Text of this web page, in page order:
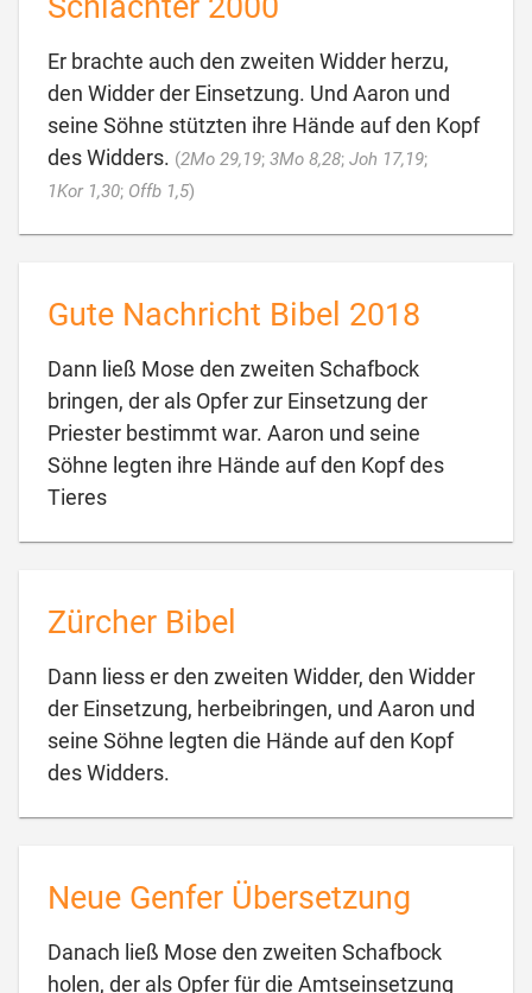
Er brachte auch den zweiten Widder herzu,
den Widder der Einsetzung. Und Aaron und
seine Söhne stützten ihre Hände auf den Kopf
des Widders. (2Mo 29,19; 3Mo 8,28; Joh 17,19;
1Kor 1,30; Offb 1,5)
Gute Nachricht Bibel 2018
Dann ließ Mose den zweiten Schafbock
bringen, der als Opfer zur Einsetzung der
Priester bestimmt war. Aaron und seine
Söhne legten ihre Hände auf den Kopf des
Tieres
Zürcher Bibel
Dann liess er den zweiten Widder, den Widder
der Einsetzung, herbeibringen, und Aaron und
seine Söhne legten die Hände auf den Kopf
des Widders.
Neue Genfer Übersetzung
Danach ließ Mose den zweiten Schafbock
holen, der als Opfer für die Amtseinsetzung